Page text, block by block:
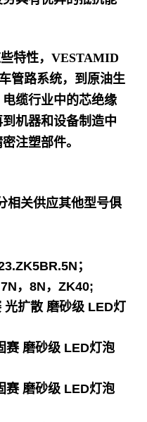
特性，VESTAMID
管路系统，到原油生
缆行业中的芯绝缘
机器和设备制造中
注塑部件。
相关供应其他型号俱
；
，8N，ZK40;
光扩散 磨砂级 LED灯
赛 磨砂级 LED灯泡
赛 磨砂级 LED灯泡